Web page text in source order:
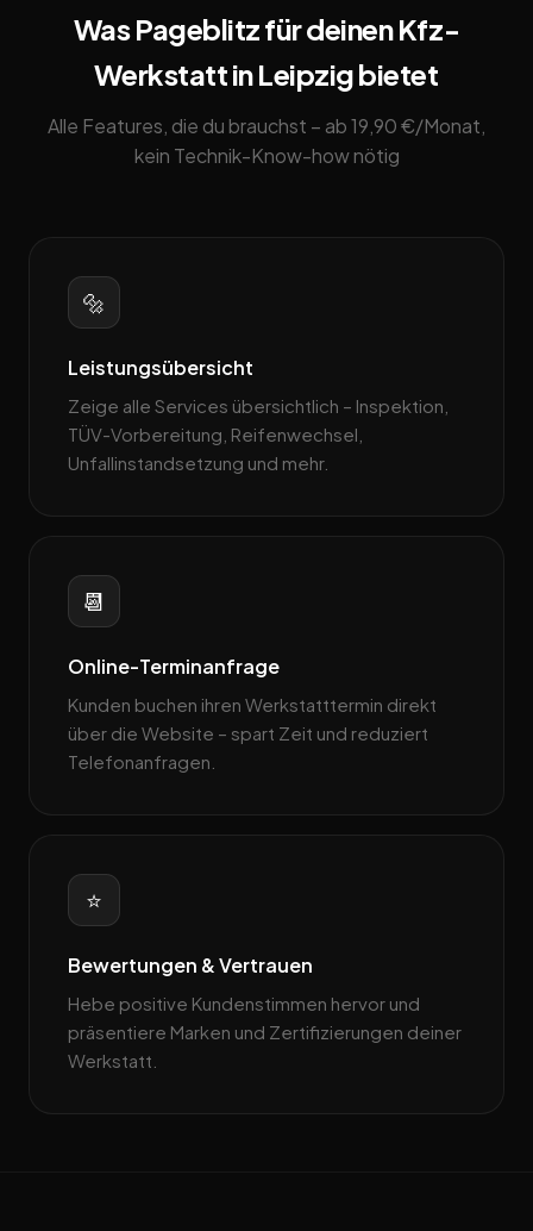
Was Pageblitz für deinen Kfz-
Werkstatt in Leipzig bietet
Alle Features, die du brauchst – ab 19,90 €/Monat,
kein Technik-Know-how nötig
🔩
Leistungsübersicht
Zeige alle Services übersichtlich – Inspektion,
TÜV-Vorbereitung, Reifenwechsel,
Unfallinstandsetzung und mehr.
📆
Online-Terminanfrage
Kunden buchen ihren Werkstatttermin direkt
über die Website – spart Zeit und reduziert
Telefonanfragen.
⭐
Bewertungen & Vertrauen
Hebe positive Kundenstimmen hervor und
präsentiere Marken und Zertifizierungen deiner
Werkstatt.